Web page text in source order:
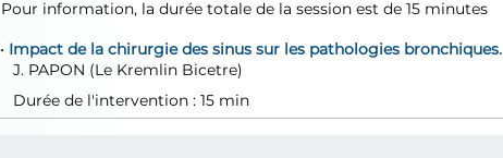
Pour information, la durée totale de la session est de 15 minutes
•
Impact de la chirurgie des sinus sur les pathologies bronchiques.
J. PAPON (Le Kremlin Bicetre)
Durée de l'intervention : 15 min